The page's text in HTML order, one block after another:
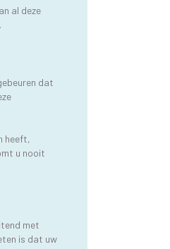
al deze
dat
heeft,
u nooit
met
is dat uw